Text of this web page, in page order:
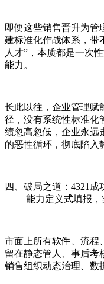
即便这些销售晋升为管
建标准化作战体系，带
人才”，本质都是一次
能力。
长此以往，企业管理赋
径，没有系统性标准化
绩忽高忽低，企业永远
的恶性循环，彻底陷入
四、破局之道：4321
—— 能力定义式填报，
市面上所有软件、流程
留在静态管人、事后考
销售组织动态治理、数